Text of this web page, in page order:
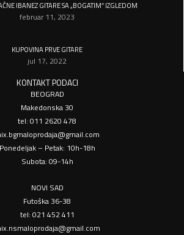
IBANEZ GITARE SA „BOGATIM“ IZGLEDOM
februar 11, 2023
KUPOVINA PRVE GITARE
jul 17, 2022
KONTAKT PODACI
BEOGRAD
Makedonska 30
tel: 011 2620 478
Ponedeljak – Petak: 10h-18h
Subota: 09-14h
NOVI SAD
Futoška 36-38
tel: 021 452 411